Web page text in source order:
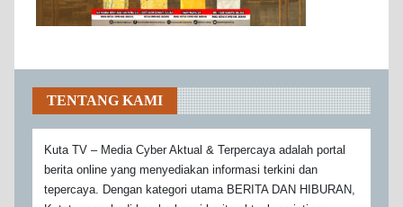
TENTANG KAMI
Kuta TV – Media Cyber Aktual & Terpercaya adalah portal
berita online yang menyediakan informasi terkini dan
tepercaya. Dengan kategori utama BERITA DAN HIBURAN,